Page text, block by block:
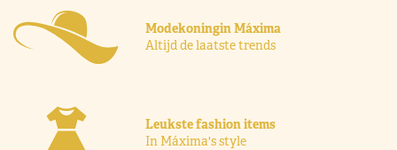
Modekoningin Máxima
Altijd de laatste trends
Leukste fashion items
In Máxima's style